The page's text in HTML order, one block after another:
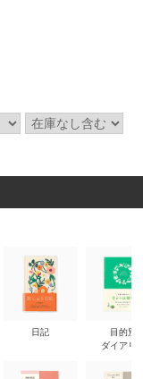
日記
目的別
ダイアリ